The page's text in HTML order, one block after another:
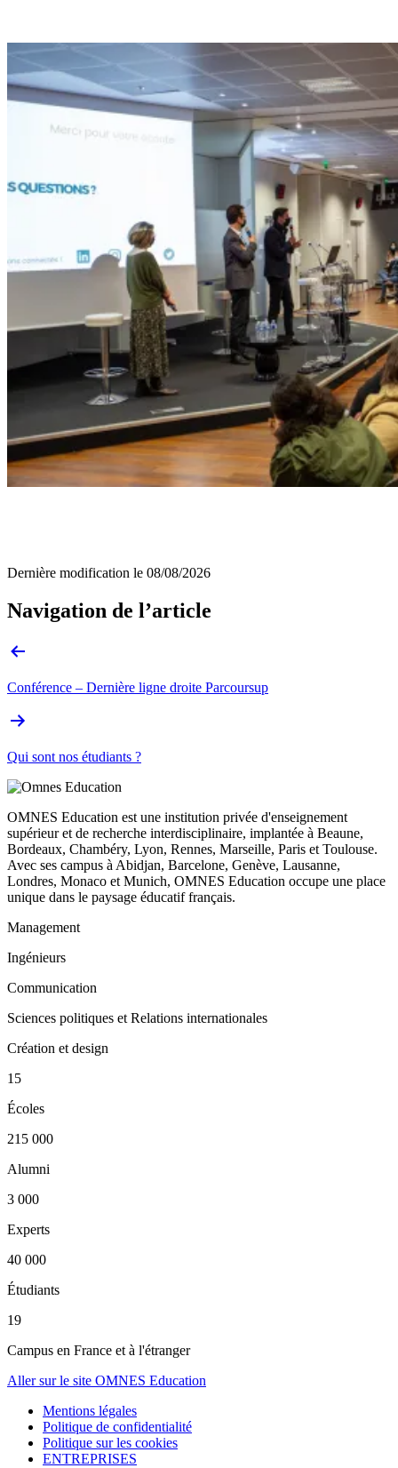
Dernière modification le 08/08/2026
Navigation de l’article
Conférence – Dernière ligne droite Parcoursup
Qui sont nos étudiants ?
OMNES Education est une institution privée d'enseignement
supérieur et de recherche interdisciplinaire, implantée à Beaune,
Bordeaux, Chambéry, Lyon, Rennes, Marseille, Paris et Toulouse.
Avec ses campus à Abidjan, Barcelone, Genève, Lausanne,
Londres, Monaco et Munich, OMNES Education occupe une place
unique dans le paysage éducatif français.
Management
Ingénieurs
Communication
Sciences politiques et Relations internationales
Création et design
15
Écoles
215 000
Alumni
3 000
Experts
40 000
Étudiants
19
Campus en France et à l'étranger
Aller sur le site OMNES Education
Mentions légales
Politique de confidentialité
Politique sur les cookies
ENTREPRISES